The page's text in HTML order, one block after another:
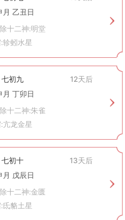
月 乙丑日
十二神:明堂
轸蚓水星
初九
12天后
月 丁卯日
十二神:朱雀
亢龙金星
初十
13天后
月 戊辰日
十二神:金匮
氐貉土星